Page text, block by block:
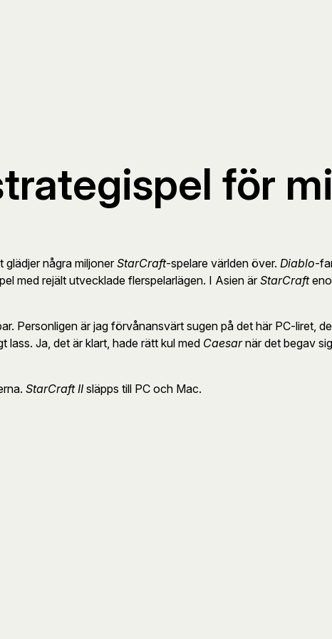
för
glädjer några miljonerStarCraft-spelare världen över. Diablo-
med rejält utvecklade flerspelarlägen. I Asien ärStarCraft
Personligen är jag förvånansvärt sugen på det här PC-liret,
lass. Ja, det är klart, hade rätt kul med Caesarnär det begav
StarCraft II släpps till PC och Mac.